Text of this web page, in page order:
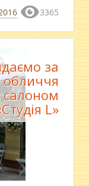
3365
за
салоном
L»